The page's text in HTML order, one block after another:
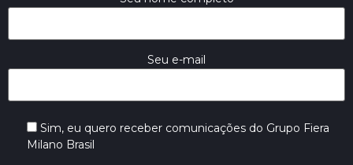
Seu e-mail
Sim, eu quero receber comunicações do Grupo Fiera
Milano Brasil